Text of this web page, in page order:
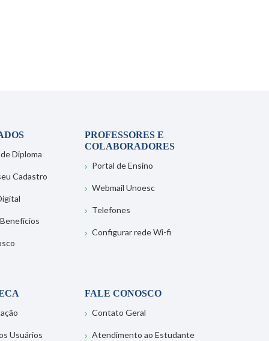
Diploma
Cadastro
PROFESSORES E
COLABORADORES
Portal de Ensino
Webmail Unoesc
Telefones
Configurar rede Wi-fi
Usuários
FALE CONOSCO
Contato Geral
Atendimento ao Estudante